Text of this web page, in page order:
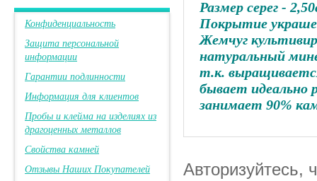
Размер серег -
Покрытие
Жемчуг
натуральный
т.к.
бывает идеально
занимает 90%
Авторизуйтесь,
Конфиденциальность
Защита персональной
информации
Гарантии подлинности
Информация для клиентов
Пробы и клейма на изделиях из
драгоценных металлов
Свойства камней
Отзывы Наших Покупателей